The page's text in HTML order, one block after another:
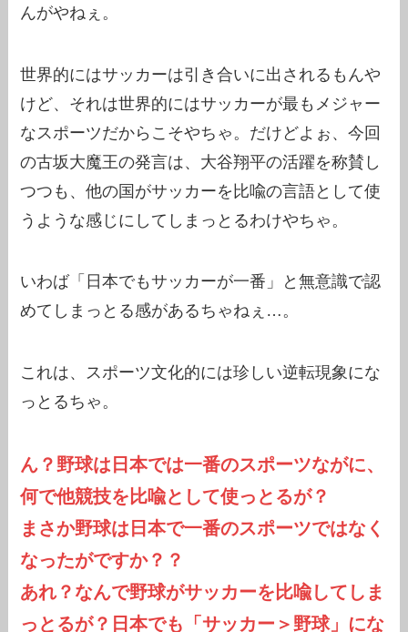
んがやねぇ。
世界的にはサッカーは引き合いに出されるもんや
けど、それは世界的にはサッカーが最もメジャー
なスポーツだからこそやちゃ。だけどよぉ、今回
の古坂大魔王の発言は、大谷翔平の活躍を称賛し
つつも、他の国がサッカーを比喩の言語として使
うような感じにしてしまっとるわけやちゃ。
いわば「日本でもサッカーが一番」と無意識で認
めてしまっとる感があるちゃねぇ…。
これは、スポーツ文化的には珍しい逆転現象にな
っとるちゃ。
ん？野球は日本では一番のスポーツながに、
何で他競技を比喩として使っとるが？
まさか野球は日本で一番のスポーツではなく
なったがですか？？
あれ？なんで野球がサッカーを比喩してしま
っとるが？日本でも「サッカー＞野球」にな